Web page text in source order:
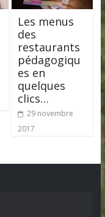
Les menus
des
restaurants
pédagogiqu
es en
quelques
clics…
29 novembre
2017